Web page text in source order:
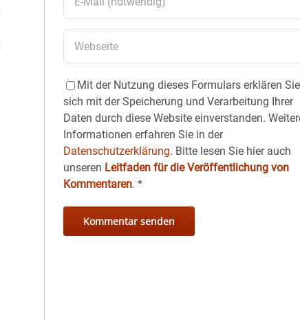
Mit der Nutzung dieses Formulars erklären Sie
sich mit der Speicherung und Verarbeitung Ihrer
Daten durch diese Website einverstanden.
Informationen erfahren Sie in der
Datenschutzerklärung. Bitte lesen Sie hier auch
unseren Leitfaden für die Veröffentlichung von
Kommentaren.*